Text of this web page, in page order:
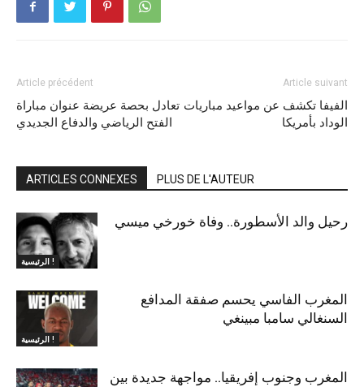
Article précédent
تعادل بحصة عريضة عنوان مباراة
الفتح الرياضي والدفاع الجديدي
Article suivant
الفيفا تكشف عن مواعيد مباريات
الوداد بأمريكا
ARTICLES CONNEXES PLUS DE L'AUTEUR
الرئيسية !
رحيل والد الأسطورة.. وفاة خورخي ميسي
الرئيسية !
المغرب الفاسي يحسم صفقة المدافع
السنغالي سامبا مبينغي
المغرب وجنوب إفريقيا.. مواجهة جديدة بين